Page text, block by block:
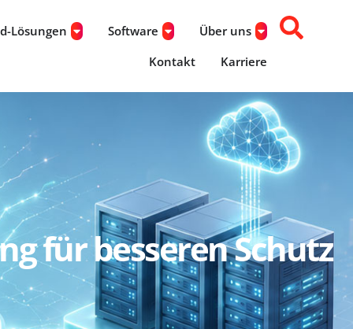
Lösungen Software
Über uns
Kontakt
Karriere
für besseren Schutz